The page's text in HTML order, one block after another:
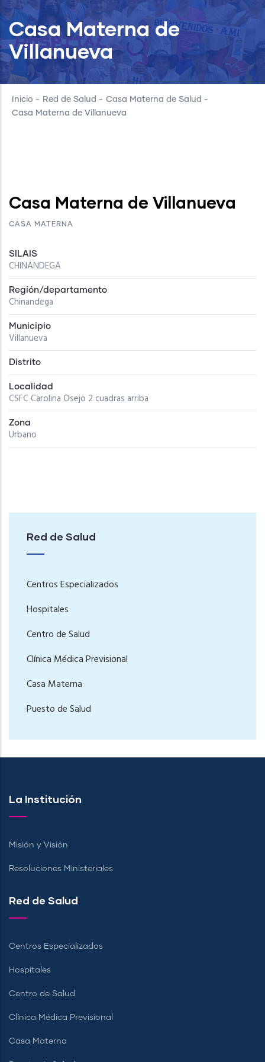
Casa Materna de
Villanueva
Inicio - Red de Salud - Casa Materna de Salud -
Casa Materna de Villanueva
Casa Materna de Villanueva
CASA MATERNA
SILAIS
CHINANDEGA
Región/departamento
Chinandega
Municipio
Villanueva
Distrito
Localidad
CSFC Carolina Osejo 2 cuadras arriba
Zona
Urbano
Red de Salud
Centros Especializados
Hospitales
Centro de Salud
Clínica Médica Previsional
Casa Materna
Puesto de Salud
La Institución
Misión y Visión
Resoluciones Ministeriales
Red de Salud
Centros Especializados
Hospitales
Centro de Salud
Clínica Médica Previsional
Casa Materna